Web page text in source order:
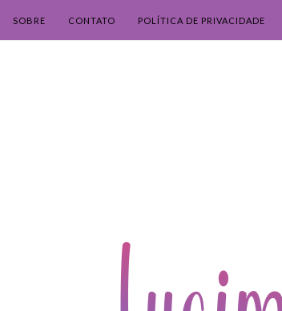
SOBRE CONTATO POLÍTICA DE PRIVACIDADE